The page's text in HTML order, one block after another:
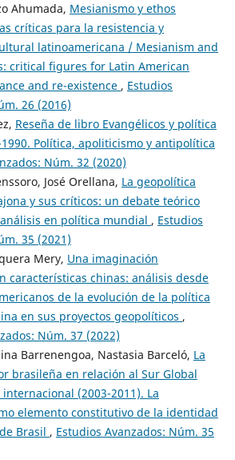
Ahumada, Mesianismo y ethos
críticas para la resistencia y
latinoamericana / Mesianism and
critical figures for Latin American
and re-existence , Estudios
26 (2016)
Reseña de libro Evangélicos y política
Política, apoliticismo y antipolítica
Núm. 32 (2020)
José Orellana, La geopolítica
y sus críticos: un debate teórico
en política mundial , Estudios
35 (2021)
Mery, Una imaginación
características chinas: análisis desde
de la evolución de la política
en sus proyectos geopolíticos ,
Núm. 37 (2022)
Barrenengoa, Nastasia Barceló, La
brasileña en relación al Sur Global
(2003-2011). La
elemento constitutivo de la identidad
Brasil , Estudios Avanzados: Núm. 35